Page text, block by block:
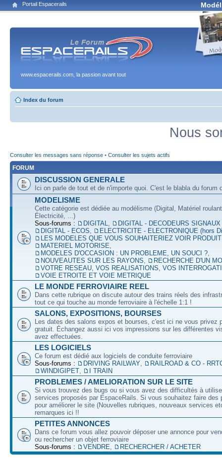
Portail Espacerails
www.espacerails.com, la passion avant tout
Index du forum
Nous
Consulter les messages sans réponse • Consulter les sujets actifs
FORUM
DISCUSSION GENERALE
Ici on parle de tout et de n'importe quoi. C'est le blabla du forum
MODELISME
Cette catégorie est dédiée au modélisme (Digital, Matériel
Électricité, ...)
Sous-forums :
DIGITAL,
DIGITAL - DECODEURS
DIGITAL - ECOS,
ELECTRICITE - ELECTRONIQUE (hors
LES MODELES QUE VOUS SOUHAITERIEZ VOIR
MATERIEL MOTORISE,
MODELES D'OCCASION : UN PROBLEME, UN SOUCI ?,
NOUVEAUTES SUR LES RAYONS,
RECHERCHE D'UN
VOTRE RESEAU, VOS REALISATIONS, VOS
VOIE ETROITE ET VOIE METRIQUE
LE MONDE FERROVIAIRE REEL
Dans cette rubrique on discute autour des trains réels des
tout ce qui touche au monde ferroviaire à l'échelle 1:1 !
SALONS, EXPOSITIONS, BOURSES
Les dates des salons expos et bourses, c'est ici ne vous privez
gratuit. Échangez aussi ici vos impressions sur les différentes
avez effectuées.
LES LOGICIELS
Ce forum est dédié aux logiciels de conduite ferroviaire
Sous-forums :
DRIVING RAILWAY,
RAILROAD & CO -
WINDIGIPET, I TRAIN
PROBLEMES / AMELIORATION SUR LE SITE
Si vous trouvez des bugs ou si vous avez des difficultés à
services proposés par EspaceRails. Si vous souhaitez faire des
pour améliorer le site (Nouvelles rubriques, nouveaux services
remarques ici !!
PETITES ANNONCES
Dans ce forum vous allez pouvoir déposer une annonce pour
ou rechercher un objet ferroviaire
Sous-forums :
VENDRE, RECHERCHER / ACHETER